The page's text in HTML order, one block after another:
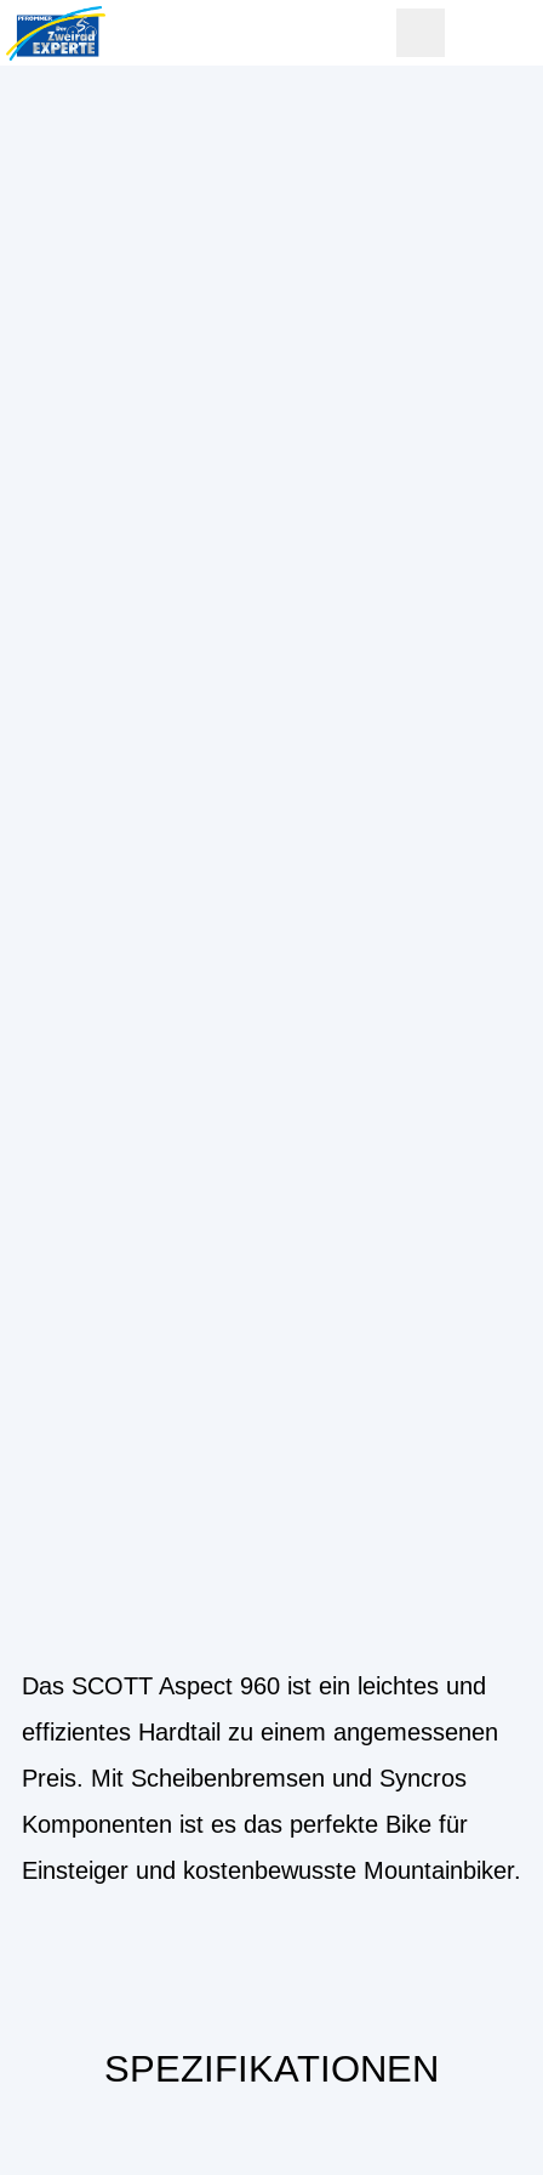
Das SCOTT Aspect 960 ist ein leichtes und
effizientes Hardtail zu einem angemessenen
Preis. Mit Scheibenbremsen und Syncros
Komponenten ist es das perfekte Bike für
Einsteiger und kostenbewusste Mountainbiker.
SPEZIFIKATIONEN